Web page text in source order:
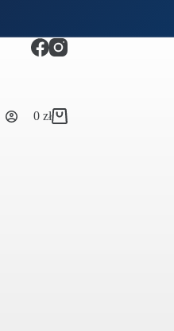
Koszyk
0 zł